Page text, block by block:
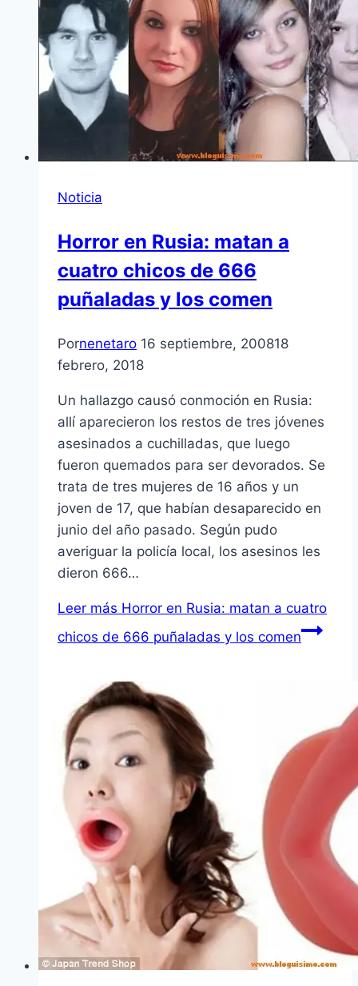
Noticia
Horror en Rusia: matan a
cuatro chicos de 666
puñaladas y los comen
Pornenetaro 16 septiembre, 200818
febrero, 2018
Un hallazgo causó conmoción en Rusia:
allí aparecieron los restos de tres jóvenes
asesinados a cuchilladas, que luego
fueron quemados para ser devorados. Se
trata de tres mujeres de 16 años y un
joven de 17, que habían desaparecido en
junio del año pasado. Según pudo
averiguar la policía local, los asesinos les
dieron 666…
Leer más Horror en Rusia: matan a cuatro
chicos de 666 puñaladas y los comen